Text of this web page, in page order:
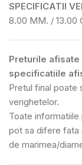
SPECIFICATII
8.00 MM. / 13.00
Preturile
specificatiile
Pretul final poate
verighetelor.
Toate
pot sa difere fata
de marimea/